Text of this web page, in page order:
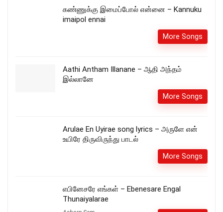
கண்ணுக்கு இமைப்போல் என்னை – Kannuku
imaipol ennai
More Songs
Aathi Antham Illanane – ஆதி அந்தம்
இல்லானே
More Songs
Arulae En Uyirae song lyrics – அருளே என்
உயிரே திருவிருந்து பாடல்
More Songs
எபினேசரே எங்கள் – Ebenesare Engal
Thunaiyalarae